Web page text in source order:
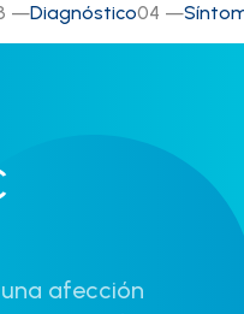
—Diagnóstico04 —
afección